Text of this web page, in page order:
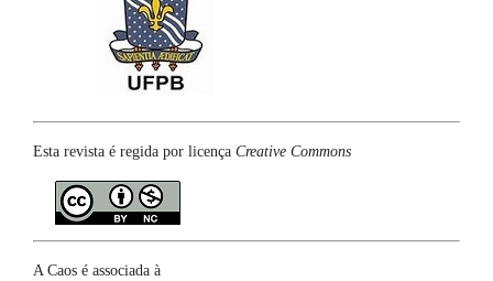
Esta revista é regida por licença Creative Commons
A Caos é associada à